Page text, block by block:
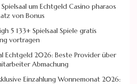
um Echtgeld Casino pharaos
von Bonus
5 133+ Spielsaal Spiele gratis
vortragen
Echtgeld 2026: Beste Provider über
Abmachung
Einzahlung Wonnemonat 2026: